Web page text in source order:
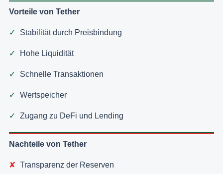
Vorteile von Tether
Stabilität durch Preisbindung
Hohe Liquidität
Schnelle Transaktionen
Wertspeicher
Zugang zu DeFi und Lending
Nachteile von Tether
Transparenz der Reserven